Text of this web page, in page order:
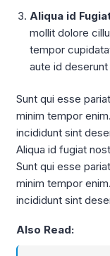
Aliqua id
mollit dolore
tempor
aute id deserunt
Sunt qui esse
minim tempor
incididunt sint
Aliqua id fugiat
Sunt qui esse
minim tempor
incididunt sint
Also Read: